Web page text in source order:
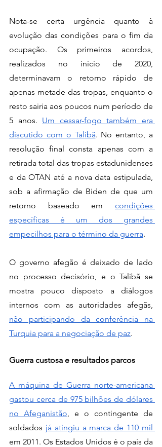
Nota-se certa urgência quanto à
evolução das condições para o fim da
ocupação. Os primeiros acordos,
realizados no início de 2020,
determinavam o retorno rápido de
apenas metade das tropas, enquanto o
resto sairia aos poucos num período de
5 anos. Um cessar-fogo também era
discutido com o Talibã. No entanto, a
resolução final consta apenas com a
retirada total das tropas estadunidenses
e da OTAN até a nova data estipulada,
sob a afirmação de Biden de que um
retorno baseado em condições
específicas é um dos grandes
empecilhos para o término da guerra.
O governo afegão é deixado de lado
no processo decisório, e o Talibã se
mostra pouco disposto a diálogos
não participando da conferência na
Turquia para a negociação de paz.
Guerra custosa e resultados parcos
A máquina de Guerra norte-americana
gastou cerca de 975 bilhões de dólares
no Afeganistão , e o contingente de
soldados
em 2011. Os Estados Unidos é o país da